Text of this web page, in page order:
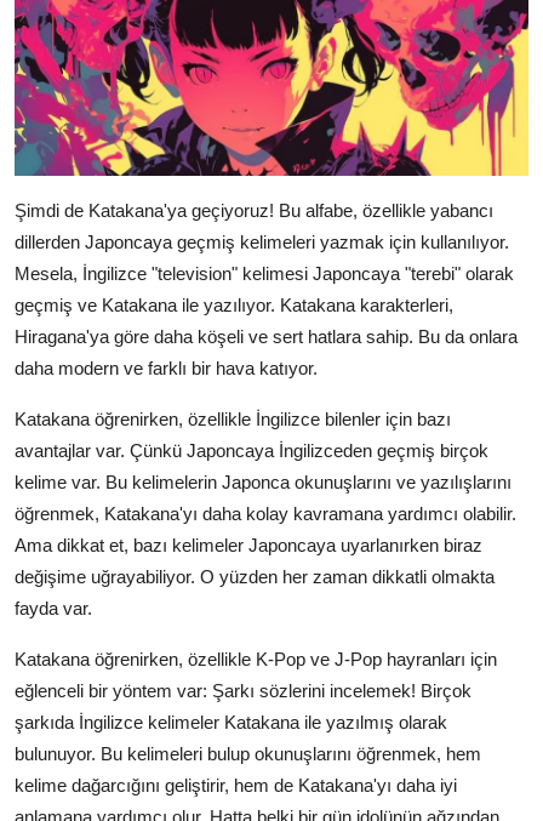
Şimdi de Katakana'ya geçiyoruz! Bu alfabe, özellikle yabancı
dillerden Japoncaya geçmiş kelimeleri yazmak için kullanılıyor.
Mesela, İngilizce "television" kelimesi Japoncaya "terebi" olarak
geçmiş ve Katakana ile yazılıyor. Katakana karakterleri,
Hiragana'ya göre daha köşeli ve sert hatlara sahip. Bu da onlara
daha modern ve farklı bir hava katıyor.
Katakana öğrenirken, özellikle İngilizce bilenler için bazı
avantajlar var. Çünkü Japoncaya İngilizceden geçmiş birçok
kelime var. Bu kelimelerin Japonca okunuşlarını ve yazılışlarını
öğrenmek, Katakana'yı daha kolay kavramana yardımcı olabilir.
Ama dikkat et, bazı kelimeler Japoncaya uyarlanırken biraz
değişime uğrayabiliyor. O yüzden her zaman dikkatli olmakta
fayda var.
Katakana öğrenirken, özellikle K-Pop ve J-Pop hayranları için
eğlenceli bir yöntem var: Şarkı sözlerini incelemek! Birçok
şarkıda İngilizce kelimeler Katakana ile yazılmış olarak
bulunuyor. Bu kelimeleri bulup okunuşlarını öğrenmek, hem
kelime dağarcığını geliştirir, hem de Katakana'yı daha iyi
anlamana yardımcı olur. Hatta belki bir gün idolünün ağzından